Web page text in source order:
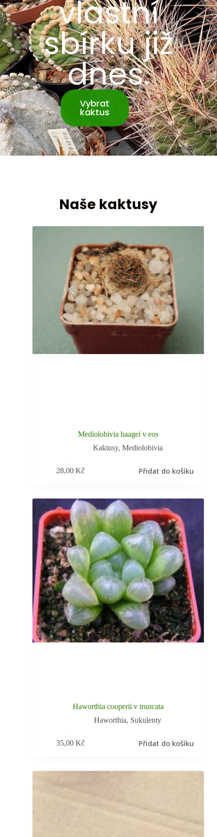
vlastní
sbírku již
dnes.
Vybrat
kaktus
Naše kaktusy
Mediolobivia haagei v eos
Kaktusy, Mediolobivia
28,00 Kč Přidat do košíku
Haworthia cooperii v truncata
Haworthia, Sukulenty
35,00 Kč Přidat do košíku